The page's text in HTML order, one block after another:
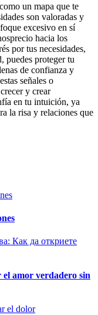
un mapa que te
son valoradas y
excesivo en sí
hacia los
por tus necesidades,
puedes proteger tu
de confianza y
señales o
y crear
en tu intuición, ya
la risa y relaciones que
amor verdadero sin